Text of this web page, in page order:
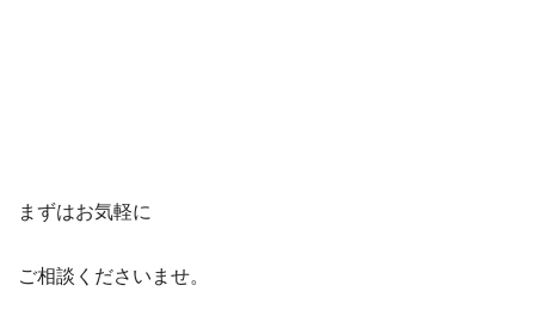
まずはお気軽に
ご相談くださいませ。